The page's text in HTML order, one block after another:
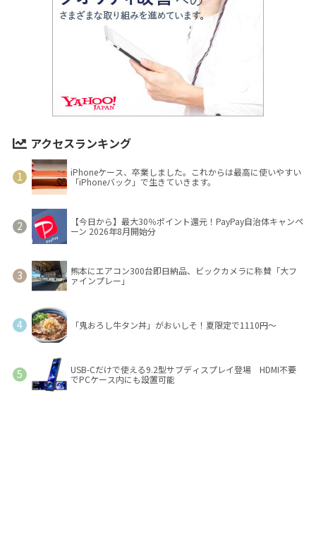
アクセスランキング
iPhoneケース、卒業しました。これからは最高に使いやすい
「iPhoneバック」で生きていきます。
【今日から】最大30％ポイント還元！PayPay自治体キャンペ
ーン 2026年8月開始分
熊本にエアコン300台即日納品、ビックカメラに称賛「大フ
ァインプレー」
「鬼おろし牛タン丼」がおいしそ！夏限定で1110円～
USB-Cだけで使える9.2型サブディスプレイ登場 HDMI不要
でPCケース内にも設置可能